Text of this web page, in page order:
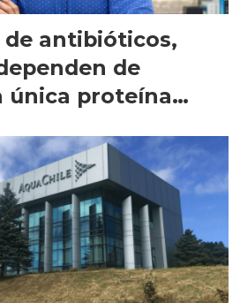
antibióticos,
de
única proteína